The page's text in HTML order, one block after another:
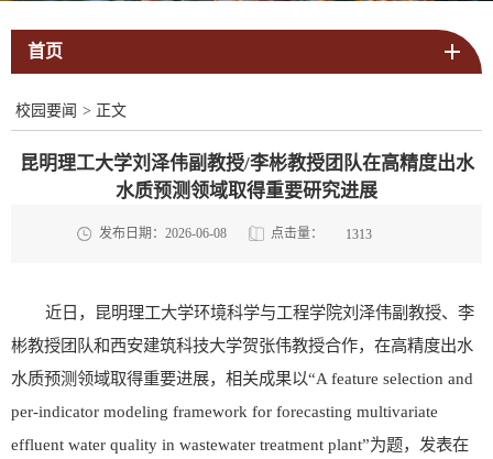
首页
校园要闻 > 正文
昆明理工大学刘泽伟副教授/李彬教授团队在高精度出水
水质预测领域取得重要研究进展
发布日期：2026-06-08 点击量： 1313
近日，昆明理工大学环境科学与工程学院刘泽伟副教授、李
彬教授团队和西安建筑科技大学贺张伟教授合作，在高精度出水
水质预测领域取得重要进展，相关成果以“A feature selection and
per-indicator modeling framework for forecasting multivariate
effluent water quality in wastewater treatment plant”为题，发表在